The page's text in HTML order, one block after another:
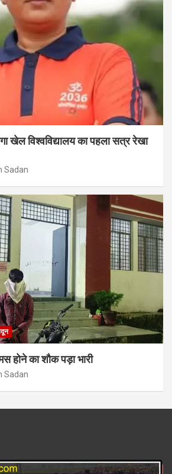
खेल विश्वविद्यालय का पहला सत्र रेखा
Sadan
होने का शौक पड़ा भारी
Sadan